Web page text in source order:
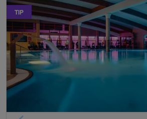
TIP